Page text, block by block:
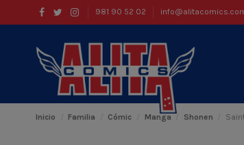
981 90 52 02
Inicio Familia Cómic Manga Shonen